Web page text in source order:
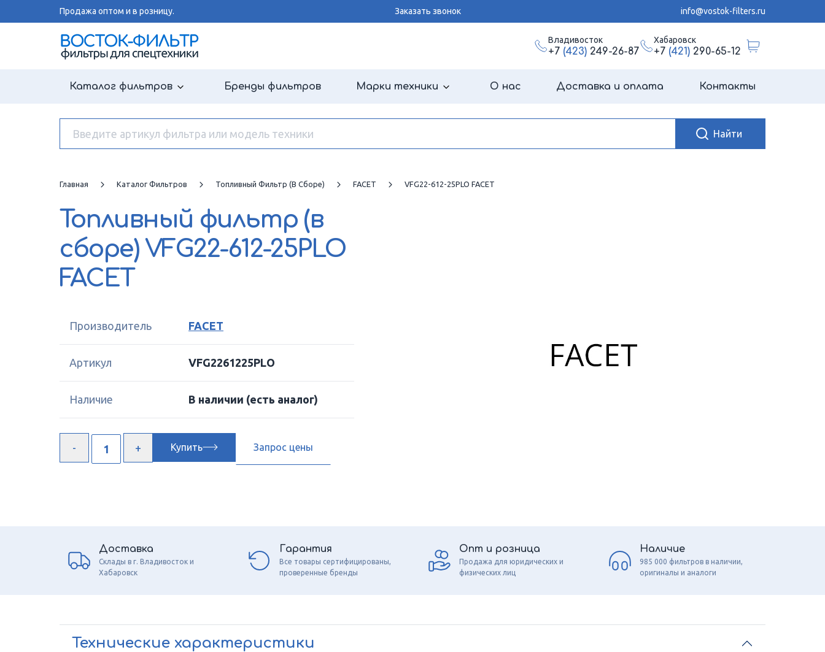
Продажа оптом и в розницу. Заказать звонок info@vostok-filters.ru
Владивосток
+7 (423)249-26-87
Хабаровск
+7 (421)290-65-12
Каталог фильтров Бренды фильтров Марки техники О нас Доставка и оплата Контакты
Главная Каталог Фильтров Топливный Фильтр (в Сборе) FACET VFG22-612-25PLO FACET
Топливный фильтр (в
сборе) VFG22-612-25PLO
FACET
Производитель FACET
Артикул VFG2261225PLO
Наличие В наличии (есть аналог)
Купить Запрос цены
Доставка
Склады в г. Владивосток и
Хабаровск
Гарантия
Все товары сертифицированы,
проверенные бренды
Опт и розница
Продажа для юридических и
физических лиц
Наличие
985 000 фильтров в наличии,
оригиналы и аналоги
Технические характеристики